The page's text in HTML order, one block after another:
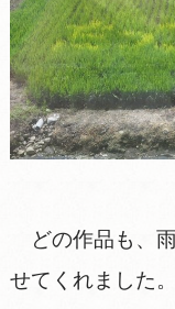
どの作品も、
せてくれました。